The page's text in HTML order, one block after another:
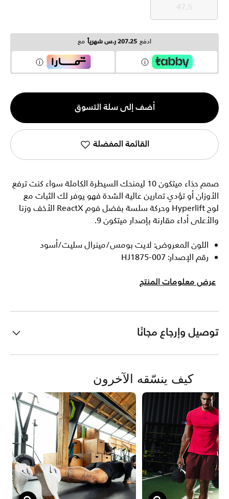
47.5
47.5
ادفع 207.25 ر.س شهرياً مع
الكمية
1
أضف إلى سلة التسوق
القائمة المفضلة
صمم حذاء ميتكون 10 ليمنحك السيطرة الكاملة سواء كنت ترفع
الأوزان أو تؤدي تمارين عالية الشدة فهو يوفر لك الثبات مع
لوح Hyperlift وحركة سلسة بفضل فوم ReactX الأخف وزنا
والأعلى أداء مقارنة بإصدار ميتكون 9.
اللون المعروض: لايت بومس/مينرال سليت/أسود
رقم الإصدار: HJ1875-007
عرض معلومات المنتج
توصيل وإرجاع مجانًا